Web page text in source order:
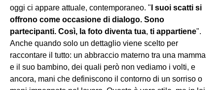
oggi ci appare attuale, contemporaneo. " I suoi scatti si
offrono come occasione di dialogo. Sono
partecipanti. Così, la foto diventa tua, ti appartiene".
Anche quando solo un dettaglio viene scelto per
raccontare il tutto: un abbraccio materno tra una mamma
e il suo bambino, dei quali però non vediamo i volti, e
ancora, mani che definiscono il contorno di un sorriso o